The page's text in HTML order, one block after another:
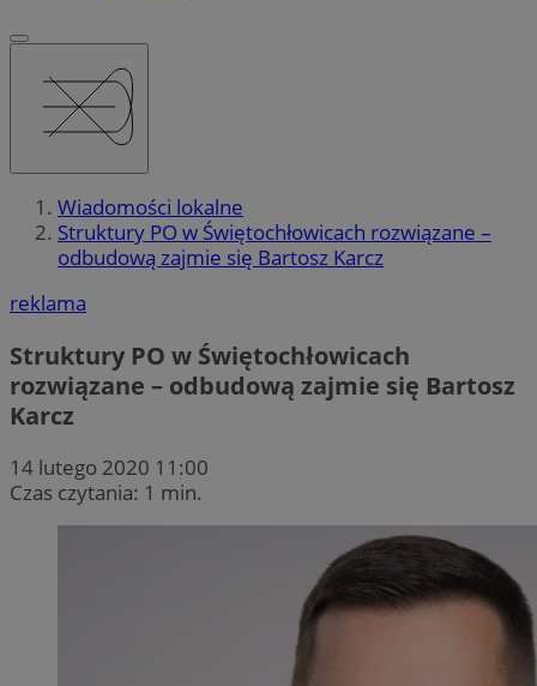
Wiadomości lokalne
Struktury PO w Świętochłowicach rozwiązane –
odbudową zajmie się Bartosz Karcz
reklama
Struktury PO w Świętochłowicach
rozwiązane – odbudową zajmie się Bartosz
Karcz
14 lutego 2020 11:00
Czas czytania: 1 min.